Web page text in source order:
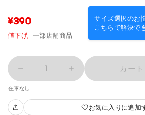
サイズ選択のお
こちらで解決で
¥390
値下げ, 一部店舗商品
1 カー
在庫なし
お気に入りに追加